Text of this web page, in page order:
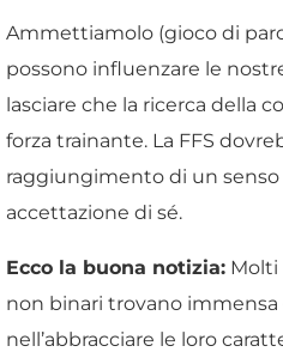
Ammettiamolo (gioco di
possono influenzare le
lasciare che la ricerca della
forza trainante. La FFS
raggiungimento di un
accettazione di sé.
Ecco la buona notizia: Molti
non binari trovano immensa
nell’abbracciare le loro